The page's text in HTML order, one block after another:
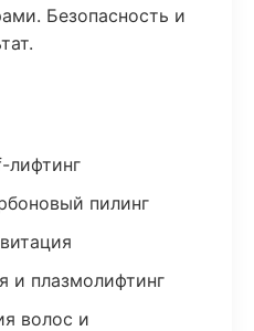
Безопасность и
лифтинг
пилинг
и плазмолифтинг
волос и